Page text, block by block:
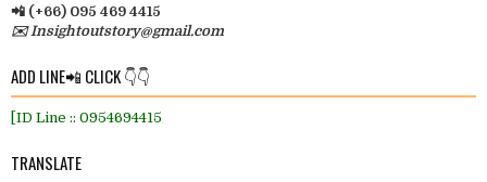
📲 (+66) 095 469 4415
✉️ Insightoutstory@gmail.com
ADD LINE📲 CLICK 👇👇
[ID Line :: 0954694415
TRANSLATE